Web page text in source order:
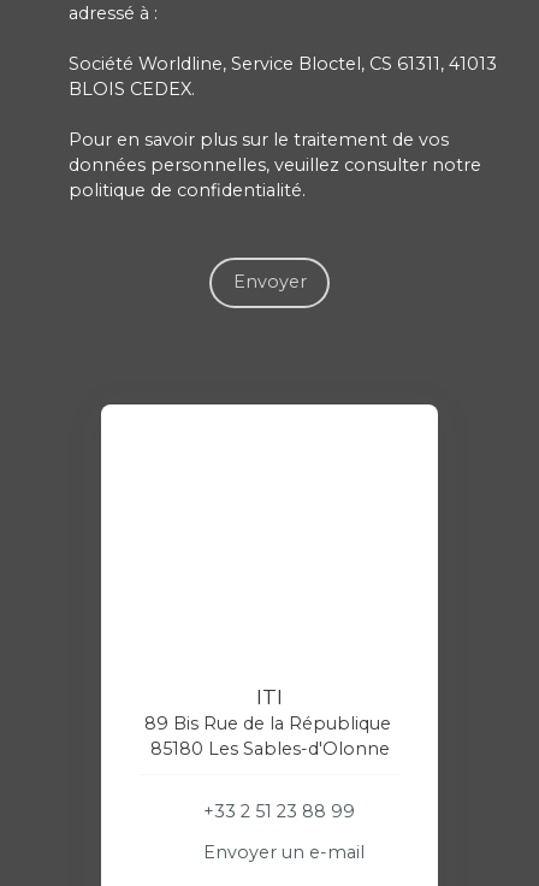
adressé à :
Société Worldline, Service Bloctel, CS 61311, 41013
BLOIS CEDEX.
Pour en savoir plus sur le traitement de vos
données personnelles, veuillez consulter notre
politique de confidentialité.
Envoyer
ITI
89 Bis Rue de la République
85180 Les Sables-d'Olonne
+33 2 51 23 88 99
Envoyer un e-mail